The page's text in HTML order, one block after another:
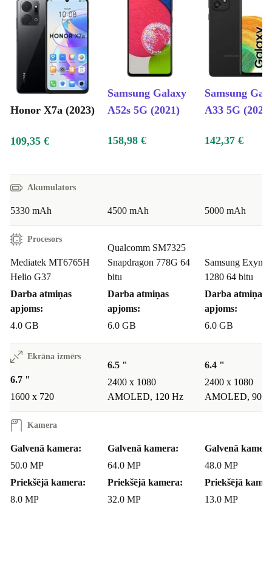
Honor X7a (2023)
Samsung Galaxy
A52s 5G (2021)
Samsung
A33 5G (2022)
109,35 € 158,98 € 142,37 €
Akumulators
5330 mAh 4500 mAh 5000 mAh
Procesors
Mediatek MT6765H
Helio G37
Darba atmiņas
apjoms:
4.0 GB
Qualcomm SM7325
Snapdragon 778G 64
bitu
Darba atmiņas
apjoms:
6.0 GB
Samsung Exynos
1280 64 bitu
Darba atmiņas
apjoms:
6.0 GB
Ekrāna izmērs
6.7 "
1600 x 720
6.5 "
2400 x 1080
AMOLED, 120 Hz
6.4 "
2400 x 1080
AMOLED, 90
Kamera
Galvenā kamera:
50.0 MP
Priekšējā kamera:
8.0 MP
Galvenā kamera:
64.0 MP
Priekšējā kamera:
32.0 MP
Galvenā
48.0 MP
Priekšējā
13.0 MP